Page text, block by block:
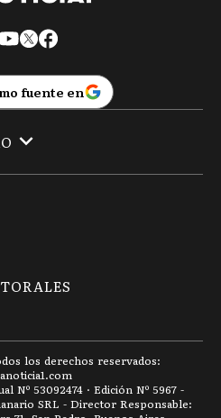
fuente en
los derechos reservados:
Nº 53092474 · Edición Nº 5967 -
SRL - Director Responsable: